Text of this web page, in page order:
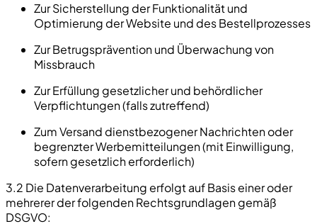
Zur Sicherstellung der Funktionalität und
Optimierung der Website und des Bestellprozesses
Zur Betrugsprävention und Überwachung von
Missbrauch
Zur Erfüllung gesetzlicher und behördlicher
Verpflichtungen (falls zutreffend)
Zum Versand dienstbezogener Nachrichten oder
begrenzter Werbemitteilungen (mit Einwilligung,
sofern gesetzlich erforderlich)
3.2 Die Datenverarbeitung erfolgt auf Basis einer oder
mehrerer der folgenden Rechtsgrundlagen gemäß
DSGVO: